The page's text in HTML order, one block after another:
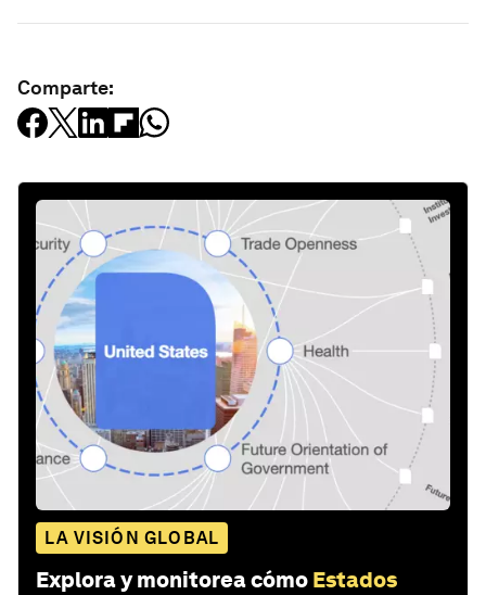
Comparte:
LA VISIÓN GLOBAL
Explora y monitorea cómo Estados